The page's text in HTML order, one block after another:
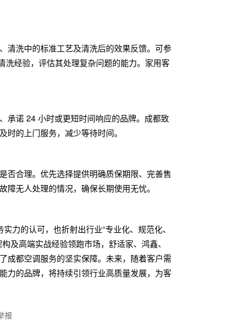
清洗中的标准工艺及清洗后的效果反馈。可参
经验，评估其处理复杂问题的能力。家用客
承诺 24 小时或更短时间响应的品牌。成都致
的上门服务，减少等待时间。
否合理。优先选择提供明确质保期限、完善售
无人处理的情况，确保长期使用无忧。
力的认可，也折射出行业“专业化、规范化、
及高端实战经验领跑市场，舒适家、鸿鑫、
成都空调服务的坚实保障。未来，随着客户需
力的品牌，将持续引领行业高质量发展，为客
报